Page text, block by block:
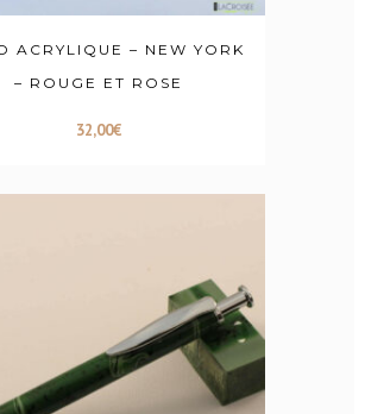
ACRYLIQUE – NEW YORK
– ROUGE ET ROSE
32,00€